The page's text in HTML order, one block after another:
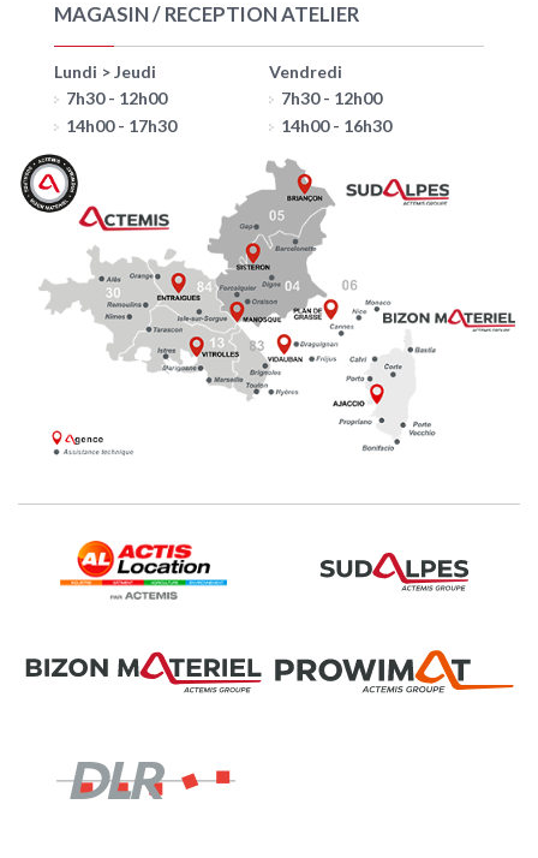
MAGASIN / RECEPTION ATELIER
Lundi > Jeudi
7h30 - 12h00
14h00 - 17h30
Vendredi
7h30 - 12h00
14h00 - 16h30